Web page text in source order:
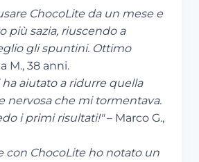
ChocoLite da un mese e
più sazia, riuscendo a
gli spuntini. Ottimo
M., 38 anni.
aiutato a ridurre quella
nervosa che mi tormentava.
i primi risultati!"– Marco G.,
con ChocoLite ho notato un